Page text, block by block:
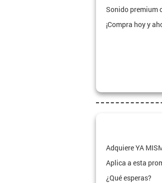
Sonido premium
¡Compra hoy y
Adquiere YA
Aplica a esta
¿Qué esperas?